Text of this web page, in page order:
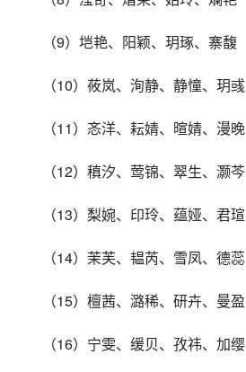
（9）垲艳、阳颖、玥琢、寨馥
（10）莜岚、洵静、静憧、玥彧
（11）忞洋、耘婧、暄婧、漫晚
（12）稹汐、莺锦、翠生、灏芩
（13）梨婉、印玲、蕴娅、君瑄
（14）茉芙、韫芮、雪凤、德蕊
（15）檀茜、潞稀、研卉、曼盈
（16）宁雯、缓贝、孜祎、加缨